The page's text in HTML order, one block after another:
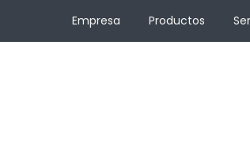
Empresa Productos